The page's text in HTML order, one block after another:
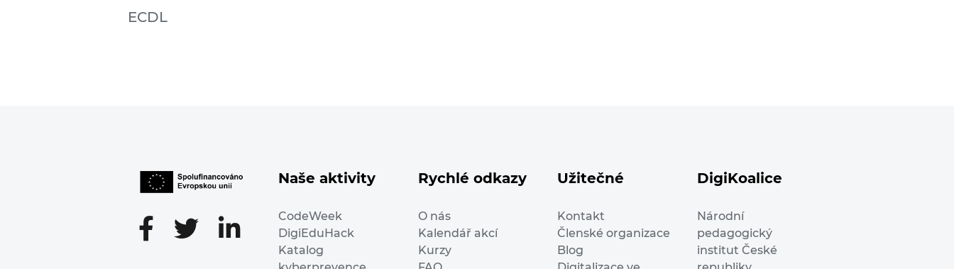
ECDL
Naše aktivity
CodeWeek
DigiEduHack
Katalog
Rychlé odkazy
O nás
Kalendář akcí
Kurzy
Užitečné
Kontakt
Členské organizace
Blog
DigiKoalice
Národní
pedagogický
institut České